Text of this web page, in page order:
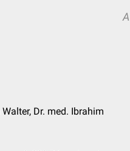
A
Dr. med. Ibrahim